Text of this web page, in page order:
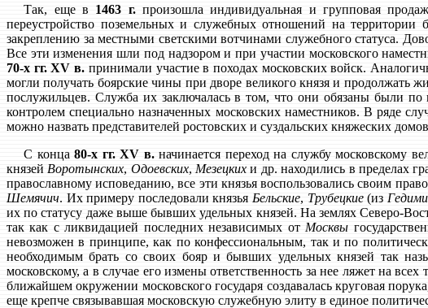
Так, еще в 1463 г.произошла индивидуальная и групповая
переустройство поземельных и служебных отношений на территории
закреплению за местными светскими вотчинами служебного статуса.
Все эти изменения шли под надзором и при участии московского
70-х гг. XV в. принимали участие в походах московских войск.
могли получать боярские чины при дворе великого князя и продолжать
послужильцев. Служба их заключалась в том, что они обязаны были
контролем специально назначенных московских наместников. В ряде
можно назвать представителей ростовских и суздальских княжеских
С конца80-х гг. XV в.начинается переход на службу московскому
князей Воротынских, Одоевских, Мезецких и др. находились в пределах
православному исповеданию, все эти князья воспользовались своим
Шемячич. Их примеру последовали князья Бельские, Трубецкие(из
их по статусу даже выше бывших удельных князей. На землях Северо-
так как с ликвидацией последних независимых от Москвы
невозможен в принципе, как по конфессиональным, так и по
необходимым брать со своих бояр и бывших удельных князей так
московскому, а в случае его измены ответственность за нее ляжет на
ближайшем окружении московского государя создавалась круговая
еще крепче связывавшая московскую служебную элиту в единое